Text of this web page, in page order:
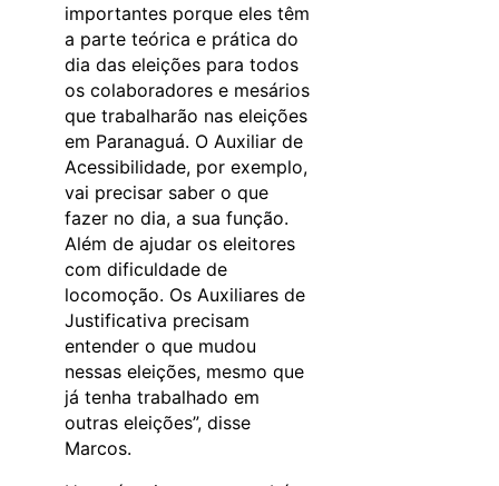
importantes porque eles têm
a parte teórica e prática do
dia das eleições para todos
os colaboradores e mesários
que trabalharão nas eleições
em Paranaguá. O Auxiliar de
Acessibilidade, por exemplo,
vai precisar saber o que
fazer no dia, a sua função.
Além de ajudar os eleitores
com dificuldade de
locomoção. Os Auxiliares de
Justificativa precisam
entender o que mudou
nessas eleições, mesmo que
já tenha trabalhado em
outras eleições”, disse
Marcos.